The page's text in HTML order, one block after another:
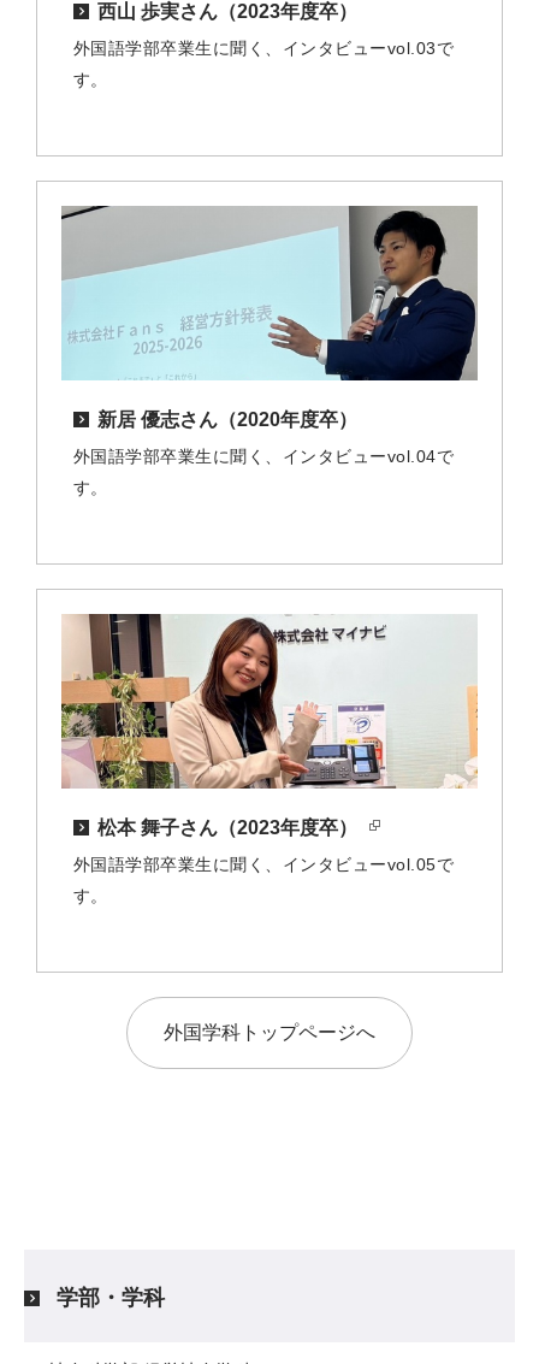
西山 歩実さん（2023年度卒）
外国語学部卒業生に聞く、インタビューvol.03で
す。
新居 優志さん（2020年度卒）
外国語学部卒業生に聞く、インタビューvol.04で
す。
松本 舞子さん（2023年度卒）
外国語学部卒業生に聞く、インタビューvol.05で
す。
外国学科トップページへ
学部・学科